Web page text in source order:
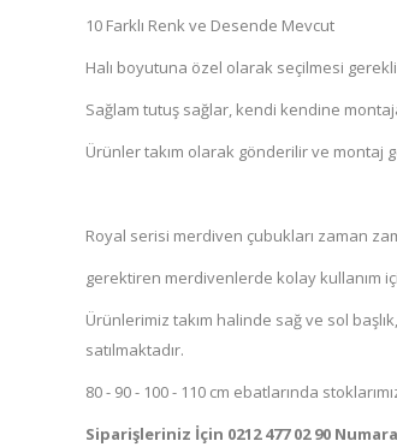
10 Farklı Renk ve Desende Mevcut
Halı boyutuna özel olarak seçilmesi
Sağlam tutuş sağlar, kendi kendine
Ürünler takım olarak gönderilir ve montaj
Royal serisi merdiven çubukları zaman
gerektiren merdivenlerde kolay kullanım
Ürünlerimiz takım halinde sağ ve sol
satılmaktadır.
80 - 90 - 100 - 110 cm ebatlarında
Siparişleriniz İçin 0212 477 02 90